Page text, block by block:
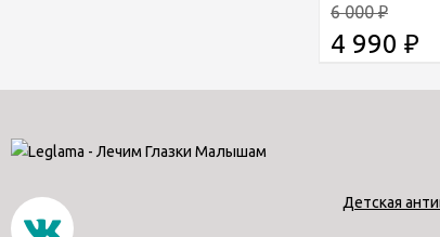
6 000₽
4 990 ₽